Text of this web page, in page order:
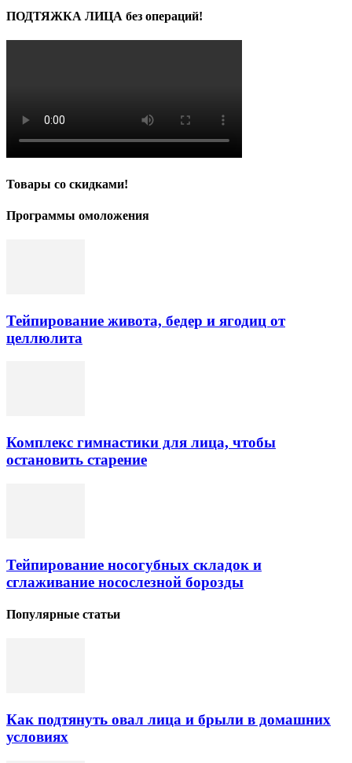
ПОДТЯЖКА ЛИЦА без операций!
Товары со скидками!
Программы омоложения
Тейпирование живота, бедер и ягодиц от
целлюлита
Комплекс гимнастики для лица, чтобы
остановить старение
Тейпирование носогубных складок и
сглаживание носослезной борозды
Популярные статьи
Как подтянуть овал лица и брыли в домашних
условиях